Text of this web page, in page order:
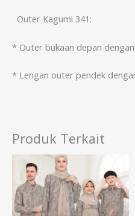
Outer Kagumi 341:
* Outer bukaan depan
* Lengan outer pendek
Produk Terkait